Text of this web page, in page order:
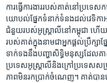
ការ​ធ្វើ​ការងារ​របស់​គាត់​នៅ​ប្រទេ
យោបល់​ផ្នែក​ទំនាក់​ទំនង​ដល់​វេទិកា​អង្
ជំនួយ​របស់​អូស្រ្តាលី​នៅ​កម្ពុជា​ ហ
របស់​គាត់​ក្នុង​នាម​ជា​អ្នកផ្តល់​ប្រឹក្
ទាក់ទង​នឹង​បញ្ហា​សិទិ្ធ​មនុស្ស​ដែល​គាត់​
ប្រទេស​អូស្ត្រាលី​និង​ក្រៅ​ប្រទេស​សម្
ភាព​មិន​រក​ប្រាក់​ចំណេញ។ គាត់​បាន​